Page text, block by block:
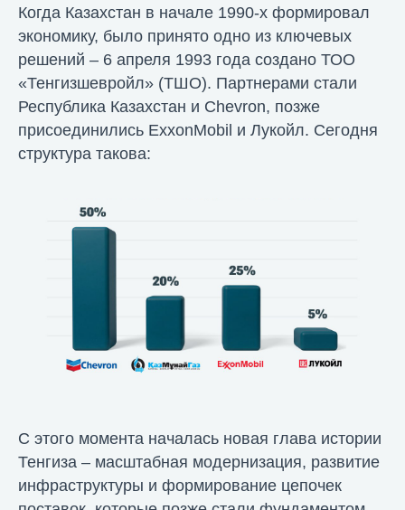
Когда Казахстан в начале 1990-х формировал
экономику, было принято одно из ключевых
решений – 6 апреля 1993 года создано ТОО
«Тенгизшевройл» (ТШО). Партнерами стали
Республика Казахстан и Chevron, позже
присоединились ExxonMobil и Лукойл. Сегодня
структура такова:
С этого момента началась новая глава истории
Тенгиза – масштабная модернизация, развитие
инфраструктуры и формирование цепочек